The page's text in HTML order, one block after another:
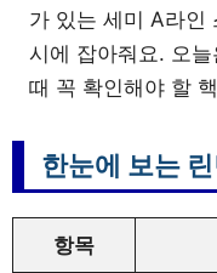
가 있는 세미 A라인
시에 잡아줘요. 오
때 꼭 확인해야 할
한눈에 보는
항목